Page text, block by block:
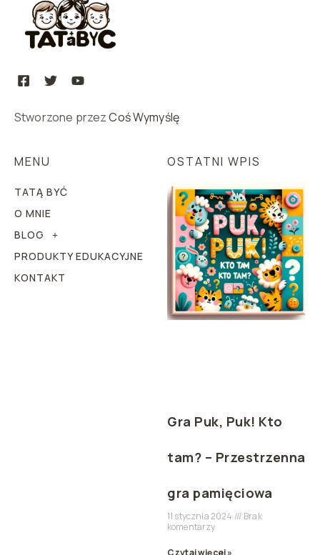
Stworzone przezCoś Wymyślę
MENU
TATĄ BYĆ
O MNIE
BLOG
PRODUKTY EDUKACYJNE
KONTAKT
OSTATNI WPIS
Gra Puk, Puk! Kto
tam? – Przestrzenna
gra pamięciowa
11 stycznia 2024
Brak
komentarzy
Czytaj więcej »